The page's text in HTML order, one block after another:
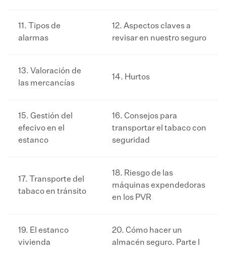
11. Tipos de
alarmas
12. Aspectos claves a
revisar en nuestro seguro
13. Valoración de
las mercancías
14. Hurtos
15. Gestión del
efecivo en el
estanco
16. Consejos para
transportar el tabaco con
seguridad
17. Transporte del
tabaco en tránsito
18. Riesgo de las
máquinas expendedoras
en los PVR
19. El estanco
vivienda
20. Cómo hacer un
almacén seguro. Parte I